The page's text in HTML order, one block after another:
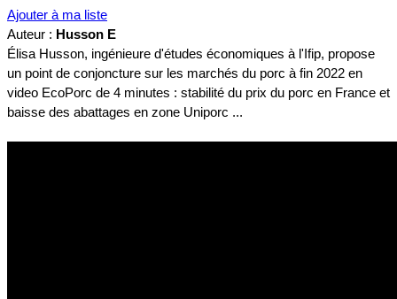
Ajouter à ma liste
Auteur : Husson E
Élisa Husson, ingénieure d'études économiques à l'Ifip, propose
un point de conjoncture sur les marchés du porc à fin 2022 en
video EcoPorc de 4 minutes : stabilité du prix du porc en France et
baisse des abattages en zone Uniporc ...